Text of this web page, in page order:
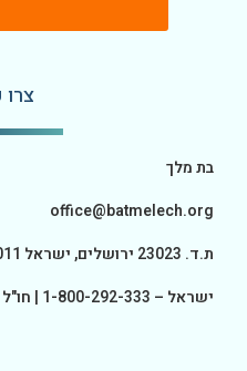
בת מלך
office@batmelech.org
ת.ד. 23023 ירושלים, ישראל 9123011
ישראל – 1-800-292-333 | חו"ל 972-2-633-8929